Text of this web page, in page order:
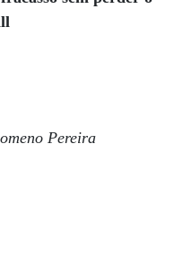
Pereira